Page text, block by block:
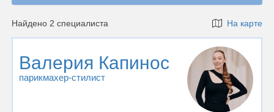
Найдено 2 специалиста На карте
Валерия Капинос
парикмахер-стилист